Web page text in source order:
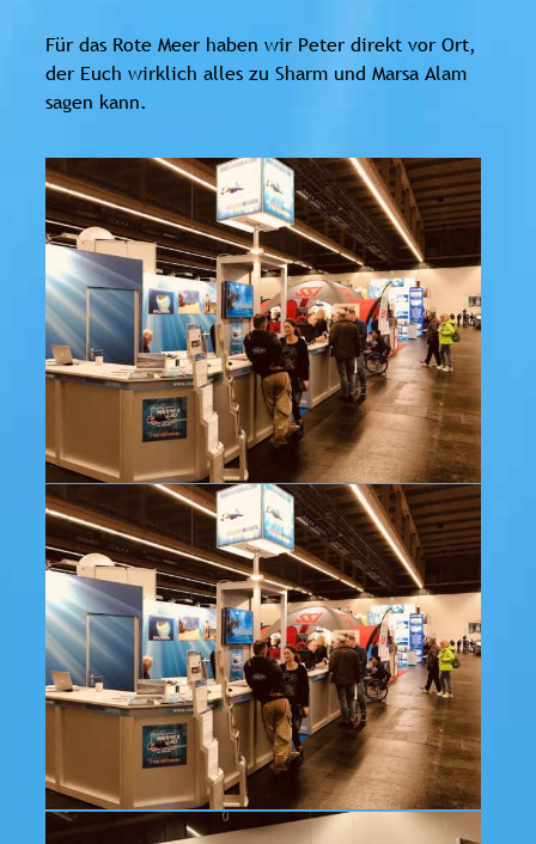
Für das Rote Meer haben wir Peter direkt vor Ort,
der Euch wirklich alles zu Sharm und Marsa Alam
sagen kann.